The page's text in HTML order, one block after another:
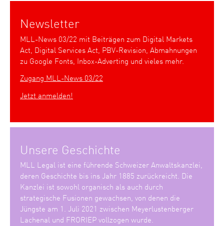
Newsletter
MLL-News 03/22 mit Beiträgen zum Digital Markets
Act, Digital Services Act, PBV-Revision, Abmahnungen
zu Google Fonts, Inbox-Adverting und vieles mehr.
Zugang MLL-News 03/22
Jetzt anmelden!
Unsere Geschichte
MLL Legal ist eine führende Schweizer Anwaltskanzlei,
deren Geschichte bis ins Jahr 1885 zurückreicht. Die
Kanzlei ist sowohl organisch als auch durch
strategische Fusionen gewachsen, von denen die
Jüngste am 1. Juli 2021 zwischen Meyerlustenberger
Lachenal und FRORIEP vollzogen wurde.